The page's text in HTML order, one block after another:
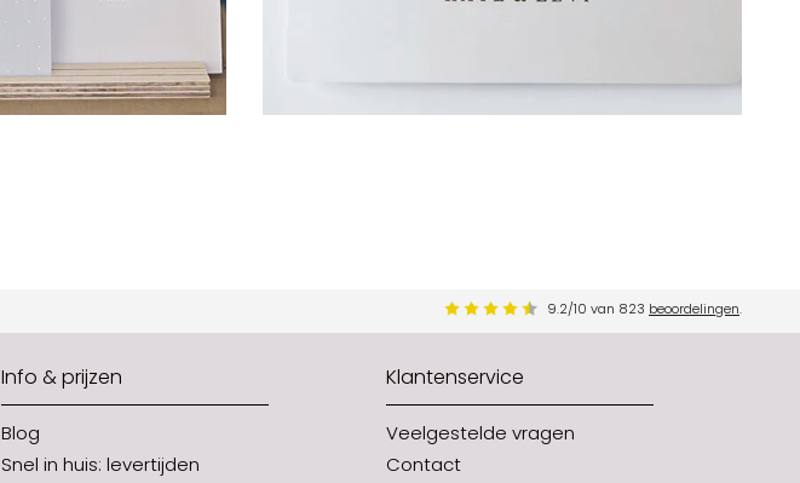
9.2/10 van 823 beoordelingen.
Info & prijzen
Blog
Snel in huis: levertijden
Klantenservice
Veelgestelde vragen
Contact